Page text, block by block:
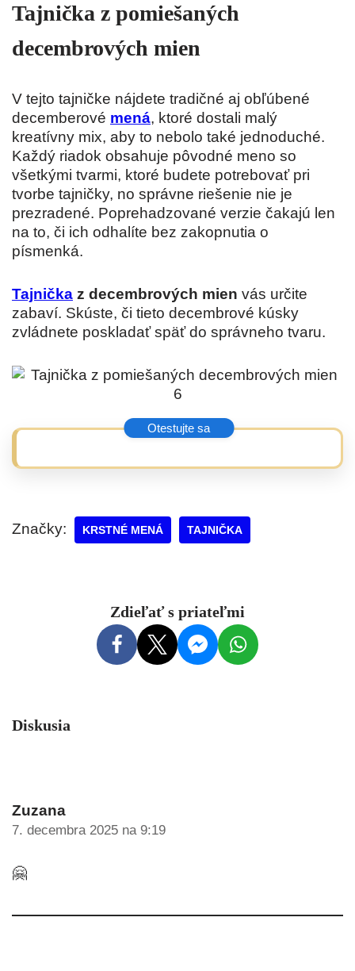
Tajnička z pomiešaných
decembrových mien
V tejto tajničke nájdete tradičné aj obľúbené
decemberové mená, ktoré dostali malý
kreatívny mix, aby to nebolo také jednoduché.
Každý riadok obsahuje pôvodné meno so
všetkými tvarmi, ktoré budete potrebovať pri
tvorbe tajničky, no správne riešenie nie je
prezradené. Poprehadzované verzie čakajú len
na to, či ich odhalíte bez zakopnutia o
písmenká.
Tajnička z decembrových mien vás určite
zabaví. Skúste, či tieto decembrové kúsky
zvládnete poskladať späť do správneho tvaru.
Značky: KRSTNÉ MENÁ TAJNIČKA
Zdieľať s priateľmi
Diskusia
Zuzana
7. decembra 2025 na 9:19
🤗